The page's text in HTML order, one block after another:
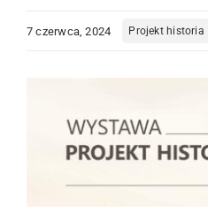
7 czerwca, 2024 Projekt historia